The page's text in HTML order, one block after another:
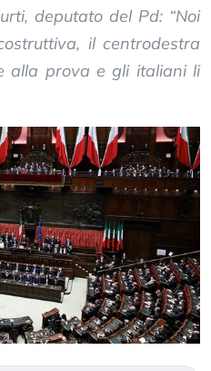
deputato del Pd: “Noi
il centrodestra
alla prova e gli italiani li